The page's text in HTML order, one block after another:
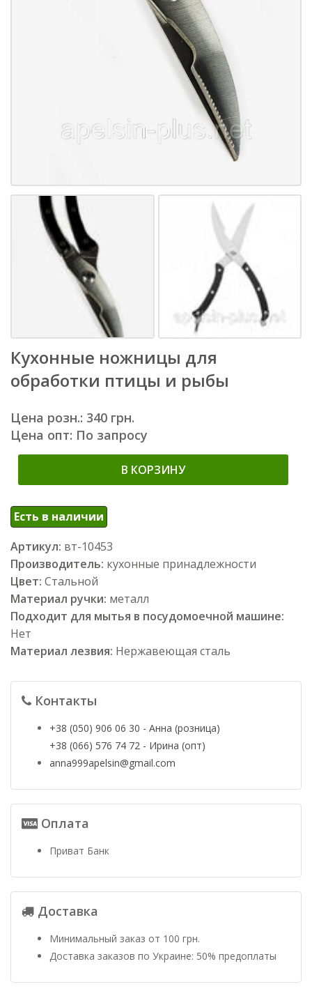
Кухонные ножницы для
обработки птицы и рыбы
Цена розн.: 340 грн.
Цена опт: По запросу
В КОРЗИНУ
Есть в наличии
Артикул: вт-10453
Производитель: кухонные принадлежности
Цвет: Стальной
Материал ручки: металл
Подходит для мытья в посудомоечной машине:
Нет
Материал лезвия: Нержавеющая сталь
Контакты
+38 (050) 906 06 30 - Анна (розница)
+38 (066) 576 74 72 - Ирина (опт)
anna999apelsin@gmail.com
Оплата
Приват Банк
Доставка
Минимальный заказ от 100 грн.
Доставка заказов по Украине: 50% предоплаты